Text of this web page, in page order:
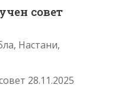
совет
, Настани,
28.11.2025